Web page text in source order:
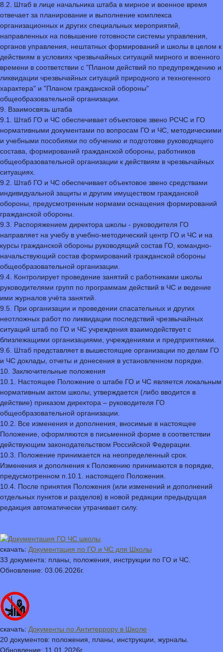
8.2. Штаб в лице начальника штаба в мирное и военное время
отвечает за планирование и выполнение комплекса
организационных и других специальных мероприятий,
направленных на повышение готовности системы управления,
органов управления, нештатных формирований и школы в целом к
действиям в условиях чрезвычайных ситуаций мирного и военного
времени в соответствии с "Планом действий по предупреждению и
ликвидации чрезвычайных ситуаций природного и техногенного
характера" и "Планом гражданской обороны"
общеобразовательной организации.
9. Взаимосвязь штаба
9.1. Штаб ГО и ЧС обеспечивает объектовое звено РСЧС и ГО
нормативными документами по вопросам ГО и ЧС, методическими
и учебными пособиями по обучению и подготовке руководящего
состава, формирований гражданской обороны, работников
общеобразовательной организации к действиям в чрезвычайных
ситуациях.
9.2. Штаб ГО и ЧС обеспечивает объектовое звено средствами
индивидуальной защиты и другим имуществом гражданской
обороны, предусмотренным нормами оснащения формирований
гражданской обороны.
9.3. Распоряжением директора школы - руководителя ГО
направляет на учебу в учебно-методический центр ГО и ЧС и на
курсы гражданской обороны руководящий состав ГО, командно-
начальствующий состав формирований гражданской обороны
общеобразовательной организации.
9.4. Контролирует проведение занятий с работниками школы
руководителями групп по программам действий в ЧС и ведение
ими журналов учёта занятий.
9.5. При организации и проведении спасательных и других
неотложных работ по ликвидации последствий чрезвычайных
ситуаций штаб по ГО и ЧС учреждения взаимодействует с
близлежащими организациями, учреждениями и предприятиями.
9.6. Штаб представляет в вышестоящие организации по делам ГО
и ЧС доклады, отчеты и донесения в установленном порядке.
10. Заключительные положения
10.1. Настоящее Положение о штабе ГО и ЧС является локальным
нормативным актом школы, утверждается (либо вводится в
действие) приказом директора – руководителя ГО
общеобразовательной организации.
10.2. Все изменения и дополнения, вносимые в настоящее
Положение, оформляются в письменной форме в соответствии
действующим законодательством Российской Федерации.
10.3. Положение принимается на неопределенный срок.
Изменения и дополнения к Положению принимаются в порядке,
предусмотренном п.10.1. настоящего Положения.
10.4. После принятия Положения (или изменений и дополнений
отдельных пунктов и разделов) в новой редакции предыдущая
редакция автоматически утрачивает силу.
скачать: Документация по ГО и ЧС для Школы
33 документа: планы, положения, инструкции по ГО и ЧС.
Обновление: 03.06.2026г.
скачать: Документы по Антитеррору в Школе
20 документов: положения, планы, инструкции, журналы.
Обновление: 11.01.2026г.